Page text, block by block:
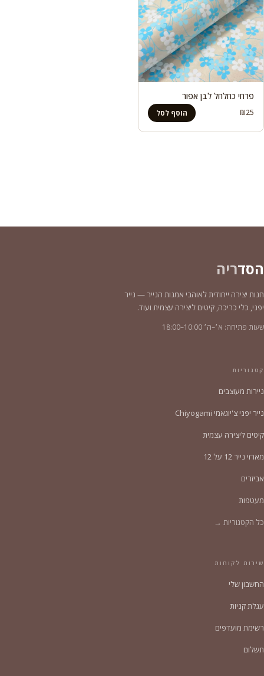
פרחי כחלחל לבן אפור
₪25 הוסף לסל
הסדריה
חנות יצירה ייחודית לאוהבי אמנות הנייר — נייר
יפני, כלי כריכה, קיטים ליצירה עצמית ועוד.
שעות פתיחה: א׳–ה׳ 10:00–18:00
קטגוריות
ניירות מעוצבים
נייר יפני צ'יוגאמי Chiyogami
קיטים ליצירה עצמית
מארזי נייר 12 על 12
אביזרים
מעטפות
כל הקטגוריות →
שירות לקוחות
החשבון שלי
עגלת קניות
רשימת מועדפים
תשלום